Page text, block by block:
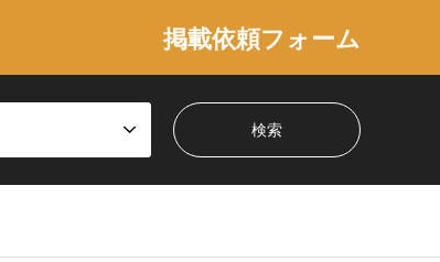
掲載依頼フォーム